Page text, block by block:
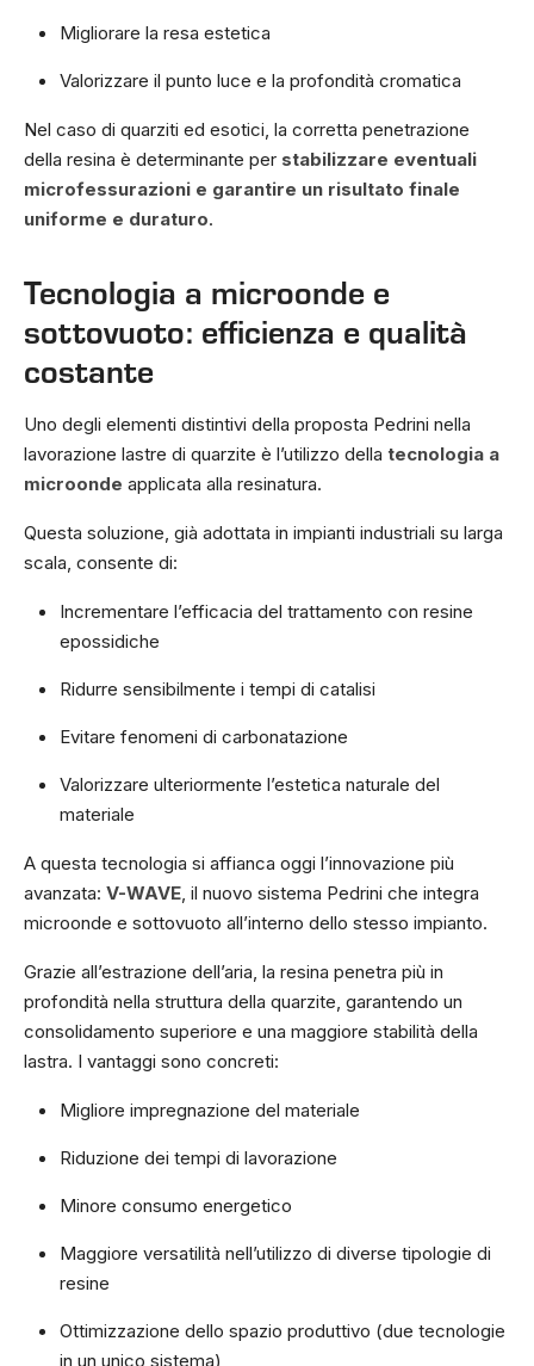
Migliorare la resa estetica
Valorizzare il punto luce e la profondità cromatica
Nel caso di quarziti ed esotici, la corretta penetrazione
della resina è determinante per stabilizzare eventuali
microfessurazioni e garantire un risultato finale
uniforme e duraturo.
Tecnologia a microonde e
sottovuoto: efficienza e qualità
costante
Uno degli elementi distintivi della proposta Pedrini nella
lavorazione lastre di quarzite è l’utilizzo della tecnologia a
microonde applicata alla resinatura.
Questa soluzione, già adottata in impianti industriali su larga
scala, consente di:
Incrementare l’efficacia del trattamento con resine
epossidiche
Ridurre sensibilmente i tempi di catalisi
Evitare fenomeni di carbonatazione
Valorizzare ulteriormente l’estetica naturale del
materiale
A questa tecnologia si affianca oggi l’innovazione più
avanzata: V-WAVE, il nuovo sistema Pedrini che integra
microonde e sottovuoto all’interno dello stesso impianto.
Grazie all’estrazione dell’aria, la resina penetra più in
profondità nella struttura della quarzite, garantendo un
consolidamento superiore e una maggiore stabilità della
lastra. I vantaggi sono concreti:
Migliore impregnazione del materiale
Riduzione dei tempi di lavorazione
Minore consumo energetico
Maggiore versatilità nell’utilizzo di diverse tipologie di
resine
Ottimizzazione dello spazio produttivo (due tecnologie
in un unico sistema)